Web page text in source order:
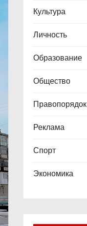
Культура
Личность
Образование
Общество
Правопорядок
Реклама
Спорт
Экономика